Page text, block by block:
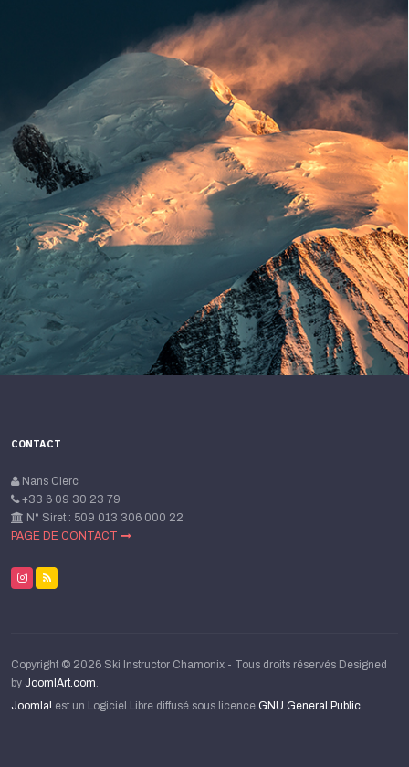
CONTACT
Nans Clerc
+33 6 09 30 23 79
N° Siret : 509 013 306 000 22
PAGE DE CONTACT
Copyright © 2026 Ski Instructor Chamonix - Tous droits réservés Designed
by JoomlArt.com
Joomla! est un Logiciel Libre diffusé sous licence GNU General Public